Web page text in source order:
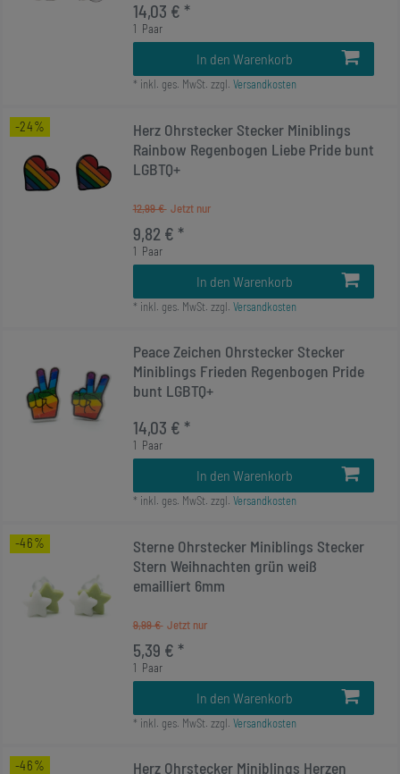
14,03 € *
1 Paar
In den Warenkorb
* inkl. ges. MwSt. zzgl. Versandkosten
-24%
Herz Ohrstecker Stecker Miniblings
Rainbow Regenbogen Liebe Pride bunt
LGBTQ+
12,99 €
9,82 € *
1 Paar
In den Warenkorb
* inkl. ges. MwSt. zzgl. Versandkosten
Peace Zeichen Ohrstecker Stecker
Miniblings Frieden Regenbogen Pride
bunt LGBTQ+
14,03 € *
1 Paar
In den Warenkorb
* inkl. ges. MwSt. zzgl. Versandkosten
-46%
Sterne Ohrstecker Miniblings Stecker
Stern Weihnachten grün weiß
emailliert 6mm
9,99 €
5,39 € *
1 Paar
In den Warenkorb
* inkl. ges. MwSt. zzgl. Versandkosten
-46% Herz Ohrstecker Miniblings Herzen